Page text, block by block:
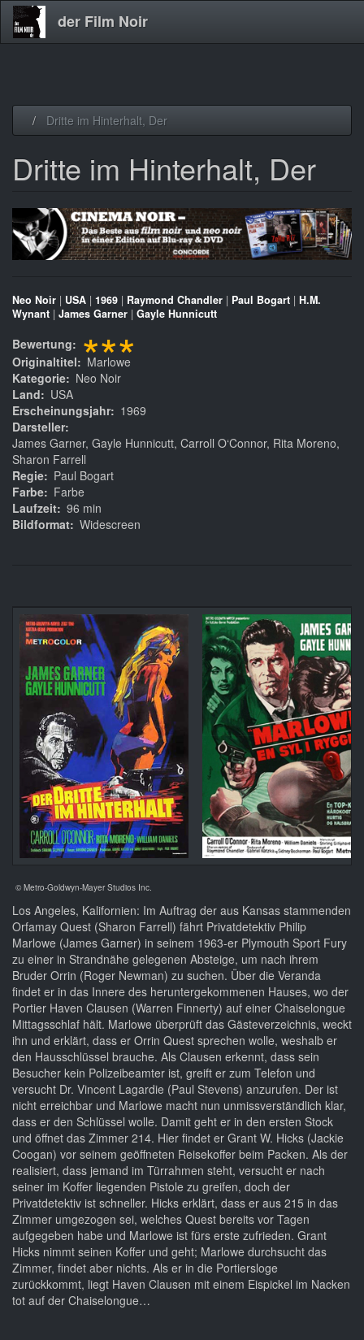
der Film Noir
Dritte im Hinterhalt, Der
Dritte im Hinterhalt, Der
Neo Noir | USA | 1969 | Raymond Chandler | Paul Bogart | H.M.
Wynant | James Garner | Gayle Hunnicutt
Bewertung ***
Originaltitel
Marlowe
Kategorie
Neo Noir
Land
USA
Erscheinungsjahr
1969
Darsteller
James Garner, Gayle Hunnicutt, Carroll O‘Connor, Rita Moreno,
Sharon Farrell
Regie
Paul Bogart
Farbe
Farbe
Laufzeit 96 min
Bildformat Widescreen
© Metro-Goldwyn-Mayer Studios Inc.
Los Angeles, Kalifornien: Im Auftrag der aus Kansas stammenden
Orfamay Quest (Sharon Farrell) fährt Privatdetektiv Philip
Marlowe (James Garner) in seinem 1963-er Plymouth Sport Fury
zu einer in Strandnähe gelegenen Absteige, um nach ihrem
Bruder Orrin (Roger Newman) zu suchen. Über die Veranda
findet er in das Innere des heruntergekommenen Hauses, wo der
Portier Haven Clausen (Warren Finnerty) auf einer Chaiselongue
Mittagsschlaf hält. Marlowe überprüft das Gästeverzeichnis, weckt
ihn und erklärt, dass er Orrin Quest sprechen wolle, weshalb er
den Hausschlüssel brauche. Als Clausen erkennt, dass sein
Besucher kein Polizeibeamter ist, greift er zum Telefon und
versucht Dr. Vincent Lagardie (Paul Stevens) anzurufen. Der ist
nicht erreichbar und Marlowe macht nun unmissverständlich klar,
dass er den Schlüssel wolle. Damit geht er in den ersten Stock
und öffnet das Zimmer 214. Hier findet er Grant W. Hicks (Jackie
Coogan) vor seinem geöffneten Reisekoffer beim Packen. Als der
realisiert, dass jemand im Türrahmen steht, versucht er nach
seiner im Koffer liegenden Pistole zu greifen, doch der
Privatdetektiv ist schneller. Hicks erklärt, dass er aus 215 in das
Zimmer umgezogen sei, welches Quest bereits vor Tagen
aufgegeben habe und Marlowe ist fürs erste zufrieden. Grant
Hicks nimmt seinen Koffer und geht; Marlowe durchsucht das
Zimmer, findet aber nichts. Als er in die Portiersloge
zurückkommt, liegt Haven Clausen mit einem Eispickel im Nacken
tot auf der Chaiselongue…